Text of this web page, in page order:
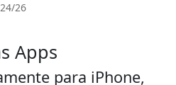
26
Apps
para iPhone,